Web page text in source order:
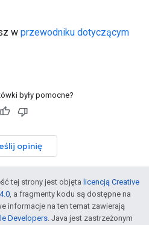
w przewodniku dotyczącym
były pomocne?
opinię
tej strony jest objęta licencją Creative
, a fragmenty kodu są dostępne na
informacje na ten temat zawierają
Developers. Java jest zastrzeżonym